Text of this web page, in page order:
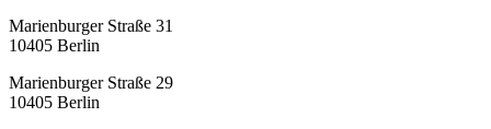
Marienburger Straße 31
10405 Berlin
Marienburger Straße 29
10405 Berlin